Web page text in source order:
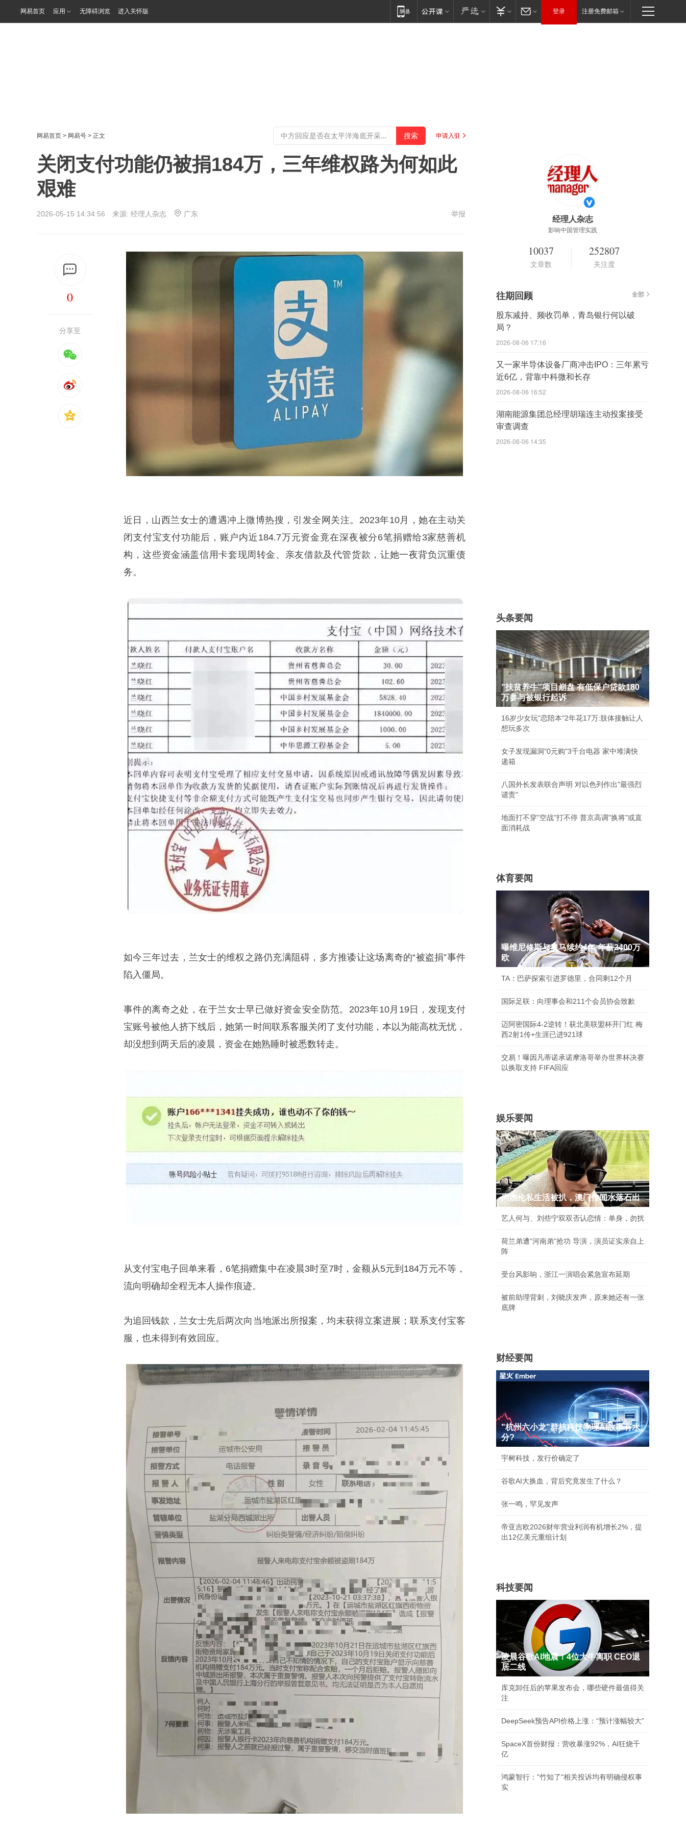
网易首页 应用 无障碍浏览 进入关怀版 登录 注册免费邮箱
网易首页 > 网易号 > 正文 申请入驻
关闭支付功能仍被捐184万，三年维权路为何如此
艰难
2026-05-15 14:34:56 来源: 经理人杂志 广东 举报
0
分享至
近日，山西兰女士的遭遇冲上微博热搜，引发全网关注。2023年10月，她在主动关
闭支付宝支付功能后，账户内近184.7万元资金竟在深夜被分6笔捐赠给3家慈善机
构，这些资金涵盖信用卡套现周转金、亲友借款及代管货款，让她一夜背负沉重债
务。
如今三年过去，兰女士的维权之路仍充满阻碍，多方推诿让这场离奇的“被盗捐”事件
陷入僵局。
事件的离奇之处，在于兰女士早已做好资金安全防范。2023年10月19日，发现支付
宝账号被他人挤下线后，她第一时间联系客服关闭了支付功能，本以为能高枕无忧，
却没想到两天后的凌晨，资金在她熟睡时被悉数转走。
从支付宝电子回单来看，6笔捐赠集中在凌晨3时至7时，金额从5元到184万元不等，
流向明确却全程无本人操作痕迹。
为追回钱款，兰女士先后两次向当地派出所报案，均未获得立案进展；联系支付宝客
服，也未得到有效回应。
经理人杂志
影响中国管理实践
10037
文章数
252807
关注度
往期回顾 全部
股东减持、频收罚单，青岛银行何以破
局？
2026-08-06 17:16
又一家半导体设备厂商冲击IPO：三年累亏
近6亿，背靠中科微和长存
2026-08-06 16:52
湖南能源集团总经理胡瑞连主动投案接受
审查调查
2026-08-06 14:35
头条要闻
"扶贫养牛"项目崩盘 有低保户贷款180
万参与被银行起诉
16岁少女玩"恋陪本"2年花17万:肢体接触让人
想玩多次
女子发现漏洞"0元购"3千台电器 家中堆满快
递箱
八国外长发表联合声明 对以色列作出"最强烈
谴责"
地面打不穿"空战"打不停 普京高调"换将"或直
面消耗战
体育要闻
曝维尼修斯与皇马续约4年 年薪2400万
欧
TA：巴萨探索引进罗德里，合同剩12个月
国际足联：向理事会和211个会员协会致歉
迈阿密国际4-2逆转！获北美联盟杯开门红 梅
西2射1传+生涯已进921球
交易！曝因凡蒂诺承诺摩洛哥举办世界杯决赛
以换取支持 FIFA回应
娱乐要闻
周杰伦私生活被扒，澳门传闻水落石出
艺人何与、刘些宁双双否认恋情：单身，勿扰
荷兰弟遭“河南弟”抢功 导演，演员证实亲自上
阵
受台风影响，浙江一演唱会紧急宣布延期
被前助理背刺，刘晓庆发声，原来她还有一张
底牌
财经要闻
"杭州六小龙"群核科技物理AI故事有水
分?
宇树科技，发行价确定了
谷歌AI大换血，背后究竟发生了什么？
张一鸣，罕见发声
帝亚吉欧2026财年营业利润有机增长2%，提
出12亿美元重组计划
科技要闻
凌晨谷歌AI地震！4位大牛离职 CEO退
居二线
库克卸任后的苹果发布会，哪些硬件最值得关
注
DeepSeek预告API价格上涨：“预计涨幅较大”
SpaceX首份财报：营收暴涨92%，AI狂烧千
亿
鸿蒙智行："竹知了"相关投诉均有明确侵权事
实